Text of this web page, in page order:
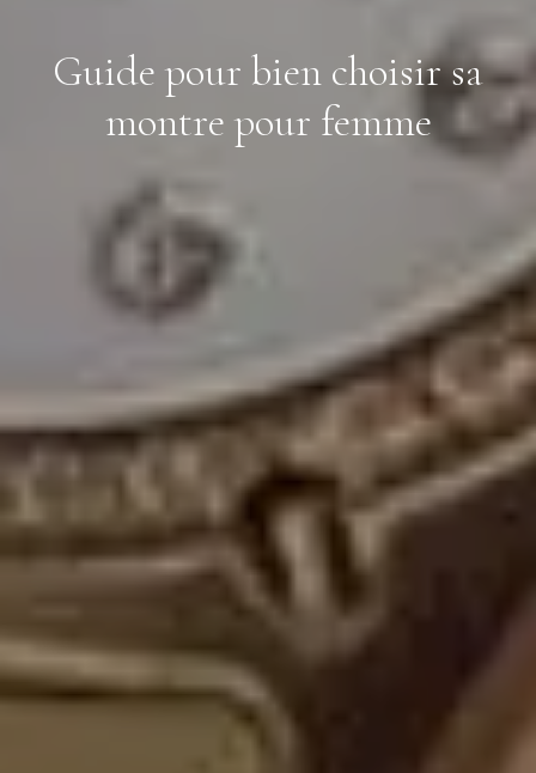
Guide pour bien choisir sa
montre pour femme